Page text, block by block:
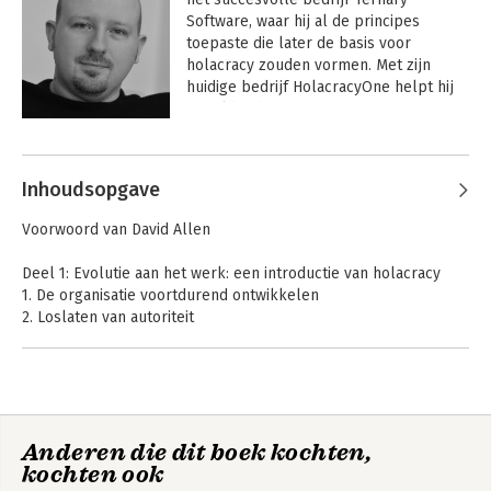
Software, waar hij al de principes
toepaste die later de basis voor
holacracy zouden vormen. Met zijn
huidige bedrijf HolacracyOne helpt hij
Andere boeken door Brian
Robertson
Holacracy - De
nieuwe manier van
Holacracy
Inhoudsopgave
Voorwoord van David Allen
Deel 1: Evolutie aan het werk: een introductie van holacracy
1. De organisatie voortdurend ontwikkelen
2. Loslaten van autoriteit
6. Governance faciliteren
7. Strategie en dynamische controle
Anderen die dit boek kochten,
kochten ook